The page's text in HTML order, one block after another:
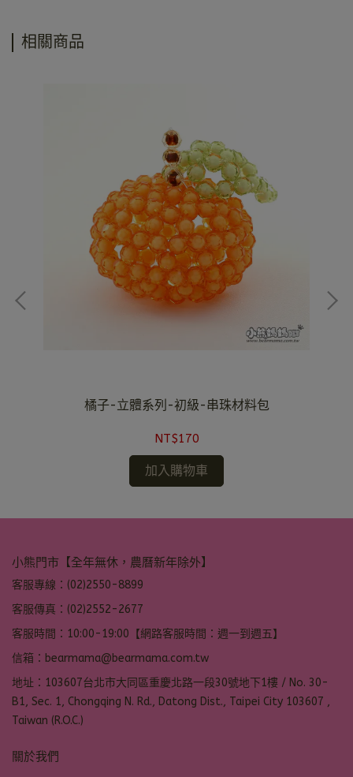
相關商品
橘子-立體系列-初級-串珠材料包
NT$170
加入購物車
小熊門市【全年無休，農曆新年除外】
客服專線：(02)2550-8899
客服傳真：(02)2552-2677
客服時間：10:00-19:00【網路客服時間：週一到週五】
信箱：bearmama@bearmama.com.tw
地址：103607台北市大同區重慶北路一段30號地下1樓 / No. 30-
B1, Sec. 1, Chongqing N. Rd., Datong Dist., Taipei City 103607 ,
Taiwan (R.O.C.)
關於我們